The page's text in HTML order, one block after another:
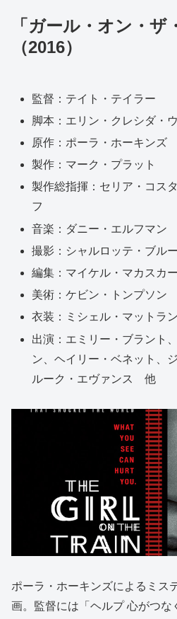
「ガール・オン・ザ
（2016）
監督：テイト・テイラー
脚本：エリン・クレシダ・
原作：ポーラ・ホーキンズ
製作：マーク・プラット
製作総指揮：セリア・コス
フ
音楽：ダニー・エルフマン
撮影：シャルロッテ・ブル
編集：マイケル・マカスカー
美術：ケビン・トンプソン
衣装：ミシェル・マットラ
出演：エミリー・ブラント
ン、ヘイリー・ベネット、
ルーク・エヴァンス 他
ポーラ・ホーキンズによるミス
画。監督には「ヘルプ 心がつな